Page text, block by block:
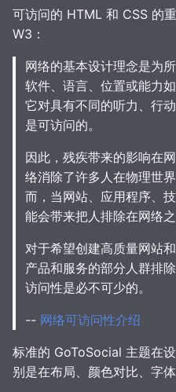
可访问的 HTML 和 CSS 的
W3：
网络的基本设计理念是为
软件、语言、位置或能力
它对具有不同的听力、行
是可访问的。
因此，残疾带来的影响在
络消除了许多人在物理世
而，当网站、应用程序、
能会带来把人排除在网络之
对于希望创建高质量网站
产品和服务的部分人群排
访问性是必不可少的。
-- 网络可访问性介绍
标准的 GoToSocial 主题在
别是在布局、颜色对比、字体